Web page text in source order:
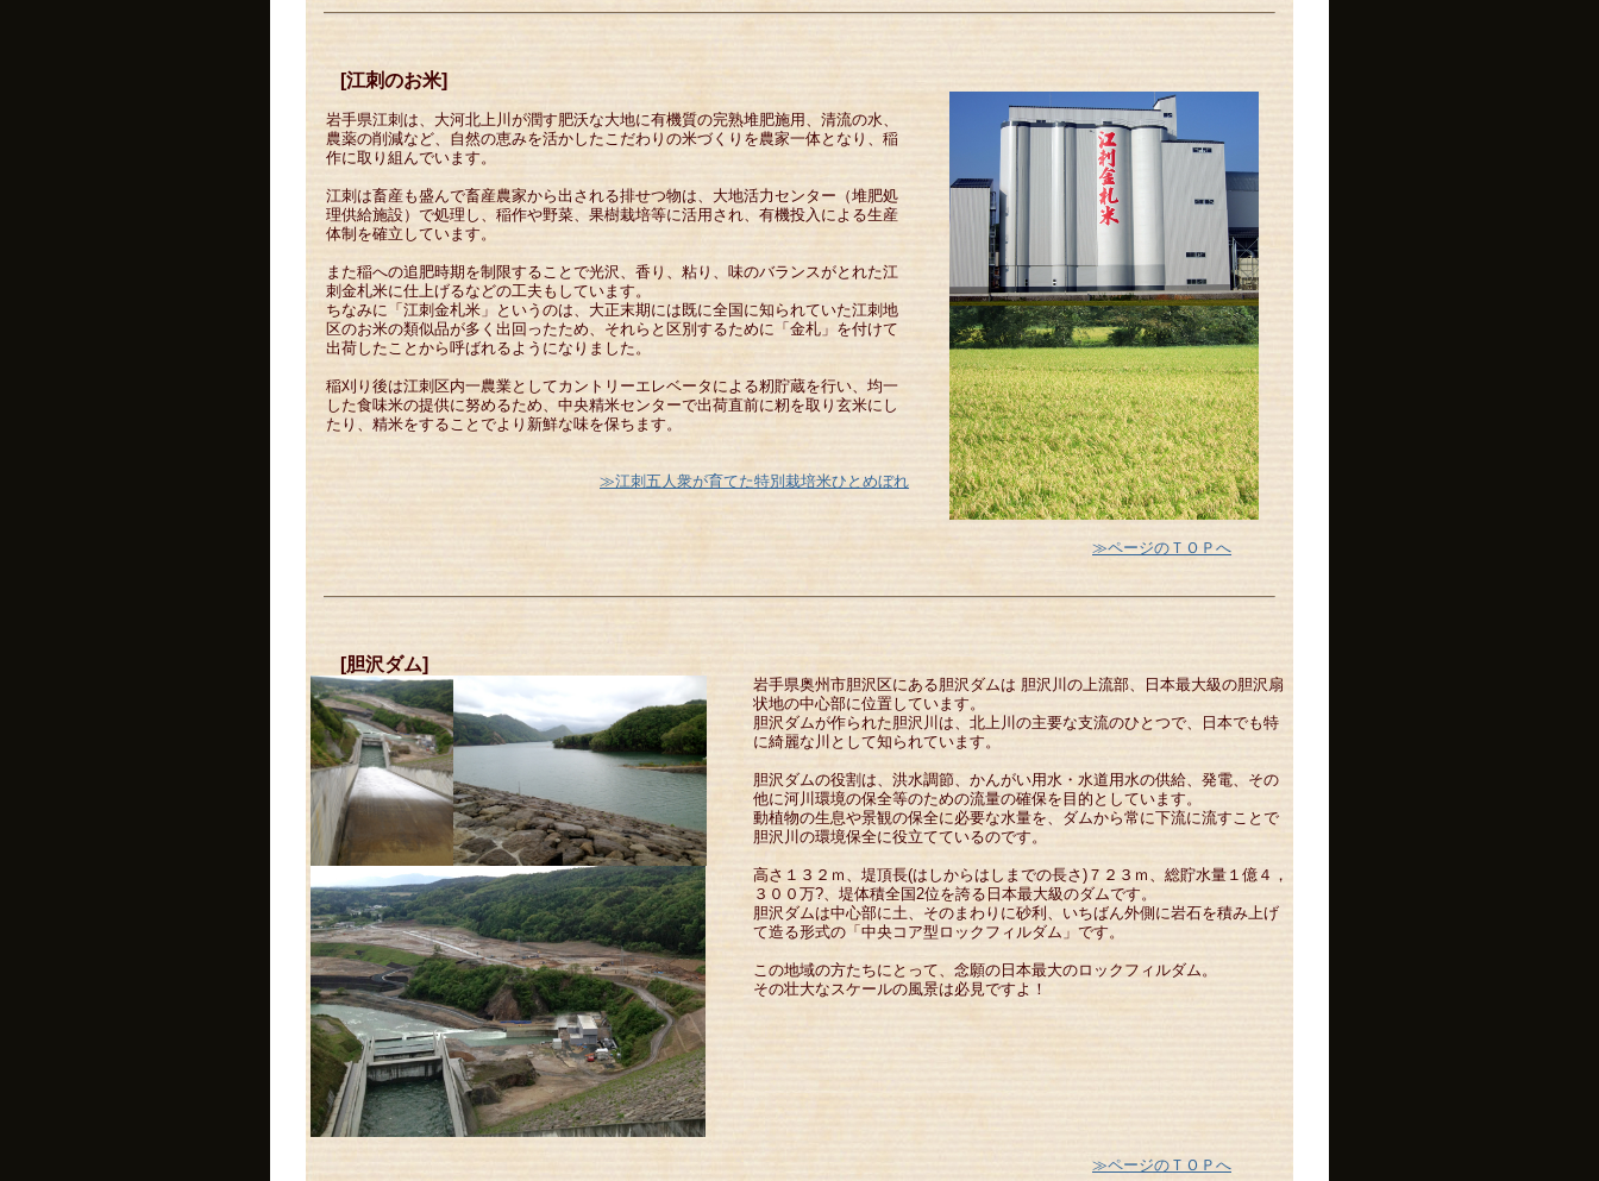
[江刺のお米]
岩手県江刺は、大河北上川が潤す肥沃な大地に有機質の完熟堆肥施用、清流の水、
農薬の削減など、自然の恵みを活かしたこだわりの米づくりを農家一体となり、稲
作に取り組んでいます。
江刺は畜産も盛んで畜産農家から出される排せつ物は、大地活力センター（堆肥処
理供給施設）で処理し、稲作や野菜、果樹栽培等に活用され、有機投入による生産
体制を確立しています。
また稲への追肥時期を制限することで光沢、香り、粘り、味のバランスがとれた江
刺金札米に仕上げるなどの工夫もしています。
ちなみに「江刺金札米」というのは、大正末期には既に全国に知られていた江刺地
区のお米の類似品が多く出回ったため、それらと区別するために「金札」を付けて
出荷したことから呼ばれるようになりました。
稲刈り後は江刺区内一農業としてカントリーエレベータによる籾貯蔵を行い、均一
した食味米の提供に努めるため、中央精米センターで出荷直前に籾を取り玄米にし
たり、精米をすることでより新鮮な味を保ちます。
≫江刺五人衆が育てた特別栽培米ひとめぼれ
≫ページのＴＯＰへ
[胆沢ダム]
岩手県奥州市胆沢区にある胆沢ダムは 胆沢川の上流部、日本最大級の胆沢扇
状地の中心部に位置しています。
胆沢ダムが作られた胆沢川は、北上川の主要な支流のひとつで、日本でも特
に綺麗な川として知られています。
胆沢ダムの役割は、洪水調節、かんがい用水・水道用水の供給、発電、その
他に河川環境の保全等のための流量の確保を目的としています。
動植物の生息や景観の保全に必要な水量を、ダムから常に下流に流すことで
胆沢川の環境保全に役立てているのです。
高さ１３２ｍ、堤頂長(はしからはしまでの長さ)７２３ｍ、総貯水量１億４，
３００万?、堤体積全国2位を誇る日本最大級のダムです。
胆沢ダムは中心部に土、そのまわりに砂利、いちばん外側に岩石を積み上げ
て造る形式の「中央コア型ロックフィルダム」です。
この地域の方たちにとって、念願の日本最大のロックフィルダム。
その壮大なスケールの風景は必見ですよ！
≫ページのＴＯＰへ